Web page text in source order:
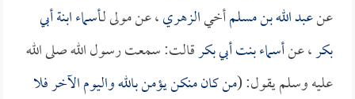
عنعبد الله بن مسلمأخيالزهري، عن مولى لـأسماء ابنة أبي
بكر، عنأسماء بنت أبي بكرقالت: سمعت رسول الله صلى الله
عليه وسلم يقول: (من كان منكن يؤمن بالله واليوم الآخر فلا